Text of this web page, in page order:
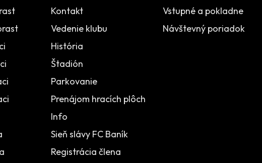
Kontakt
Vedenie klubu
História
Štadión
Parkovanie
Prenájom hracích plôch
Info
Sieň slávy FC Baník
Registrácia člena
Vstupné a pokladne
Návštevný poriadok